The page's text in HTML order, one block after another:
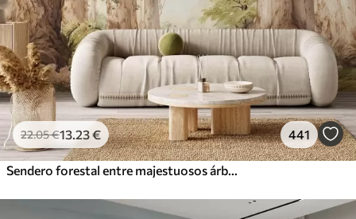
22.05€13.23€ 441
Sendero forestal entre majestuosos árboles en estilo acuarela